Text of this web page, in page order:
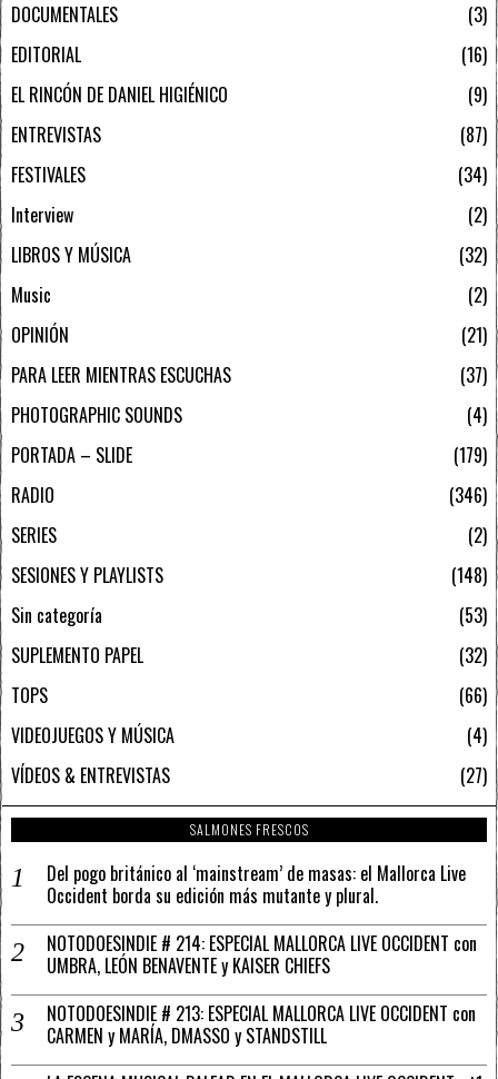
DOCUMENTALES
3
EDITORIAL
16
EL RINCÓN DE DANIEL HIGIÉNICO
9
ENTREVISTAS
87
FESTIVALES
34
Interview
2
LIBROS Y MÚSICA
32
Music
2
OPINIÓN
21
PARA LEER MIENTRAS ESCUCHAS
37
PHOTOGRAPHIC SOUNDS
4
PORTADA – SLIDE
179
RADIO
346
SERIES
2
SESIONES Y PLAYLISTS
148
Sin categoría
53
SUPLEMENTO PAPEL
32
TOPS
66
VIDEOJUEGOS Y MÚSICA
4
VÍDEOS & ENTREVISTAS
27
SALMONES FRESCOS
Del pogo británico al ‘mainstream’ de masas: el Mallorca Live
Occident borda su edición más mutante y plural.
NOTODOESINDIE # 214: ESPECIAL MALLORCA LIVE OCCIDENT con
UMBRA, LEÓN BENAVENTE y KAISER CHIEFS
NOTODOESINDIE # 213: ESPECIAL MALLORCA LIVE OCCIDENT con
CARMEN y MARÍA, DMASSO y STANDSTILL